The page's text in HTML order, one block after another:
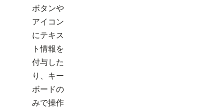
ボタンや
アイコン
にテキス
ト情報を
付与した
り、キー
ボードの
みで操作